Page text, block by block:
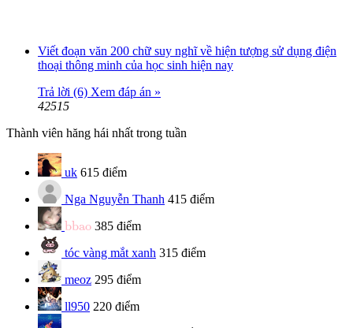
Viết đoạn văn 200 chữ suy nghĩ về hiện tượng sử dụng điện
thoại thông minh của học sinh hiện nay
Trả lời (6) Xem đáp án »
42515
Thành viên hăng hái nhất trong tuần
uk 615 điểm
Nga Nguyễn Thanh 415 điểm
bbao
bbao
385 điểm
tóc vàng mắt xanh 315 điểm
meoz 295 điểm
ll950 220 điểm